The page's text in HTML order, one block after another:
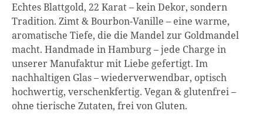
Echtes Blattgold, 22 Karat – kein Dekor, sondern
Tradition. Zimt & Bourbon-Vanille – eine warme,
aromatische Tiefe, die die Mandel zur Goldmandel
macht. Handmade in Hamburg – jede Charge in
unserer Manufaktur mit Liebe gefertigt. Im
nachhaltigen Glas – wiederverwendbar, optisch
hochwertig, verschenkfertig. Vegan & glutenfrei –
ohne tierische Zutaten, frei von Gluten.